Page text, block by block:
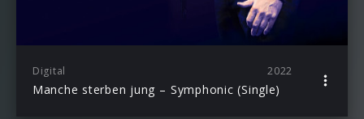
Digital 2022
Manche sterben jung – Symphonic (Single)